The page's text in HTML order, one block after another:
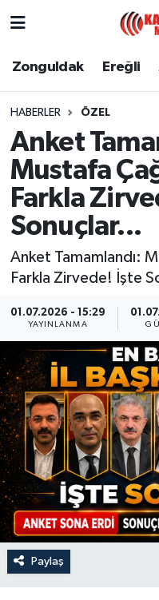
Zonguldak Ereğli
HABERLER ÖZEL
Anket
Mustafa
Farkla
Sonuçlar...
Anket Tamamlandı:
Farkla Zirvede! İşte
01.07.2026 - 15:29
YAYINLANMA
Paylaş
Zonguldak
Alaplı
Kozlu
Kilimli
Çaycuma
Gökçebey
Devrek
Özel
Mesaj
Dergim
Ulusal
Zonguldak
Zonguldak
Zonguldak Trafik
Puan Durumu ve
Tüm Manşetler
Son Dakika
Haber Arşivi